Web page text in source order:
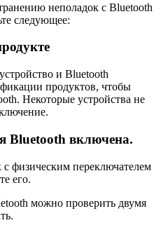
неполадок с Bluetooth
следующее:
и Bluetooth
продуктов, чтобы
Некоторые устройства не
Bluetooth включена.
с физическим переключателем
его.
можно проверить двумя